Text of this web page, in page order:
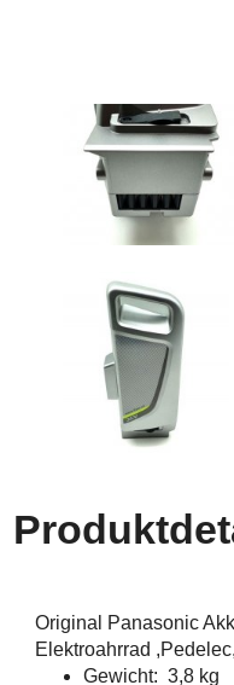
Original Panasonic
Elektroahrrad
Gewicht: 3,8 kg